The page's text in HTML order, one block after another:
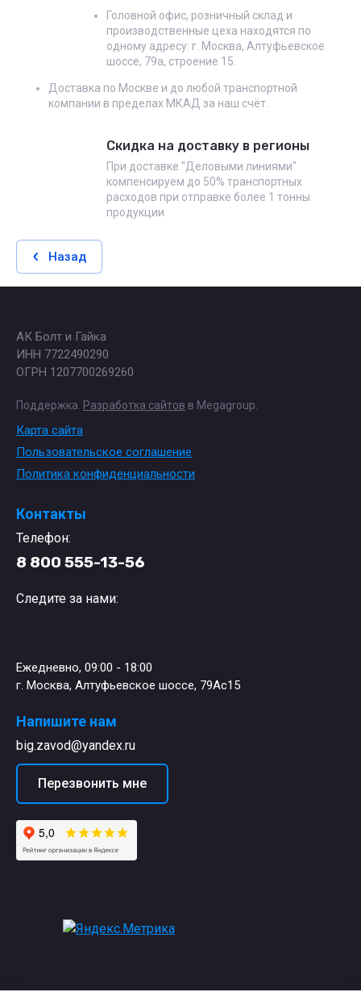
Головной офис, розничный склад и
производственные цеха находятся по
одному адресу: г. Москва, Алтуфьевское
шоссе, 79а, строение 15.
Доставка по Москве и до любой транспортной
компании в пределах МКАД за наш счёт.
Скидка на доставку в регионы
При доставке "Деловыми линиями"
компенсируем до 50% транспортных
расходов при отправке более 1 тонны
продукции
Назад
АК Болт и Гайка
ИНН 7722490290
ОГРН 1207700269260
Поддержка. Разработка сайтов в Megagroup.
Карта сайта
Пользовательское соглашение
Политика конфиденциальности
Контакты
Телефон:
8 800 555-13-56
Следите за нами:
Ежедневно, 09:00 - 18:00
г. Москва, Алтуфьевское шоссе, 79Ас15
Напишите нам
big.zavod@yandex.ru
Перезвонить мне